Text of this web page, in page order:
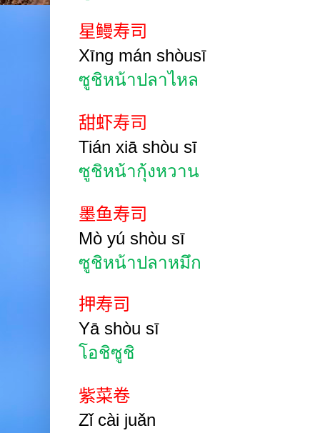
星鳗寿司
Xīng mán shòusī
ซูชิหน้าปลาไหล
甜虾寿司
Tián xiā shòu sī
ซูชิหน้ากุ้งหวาน
墨鱼寿司
Mò yú shòu sī
ซูชิหน้าปลาหมึก
押寿司
Yā shòu sī
โอชิซูชิ
紫菜卷
Zǐ cài juǎn